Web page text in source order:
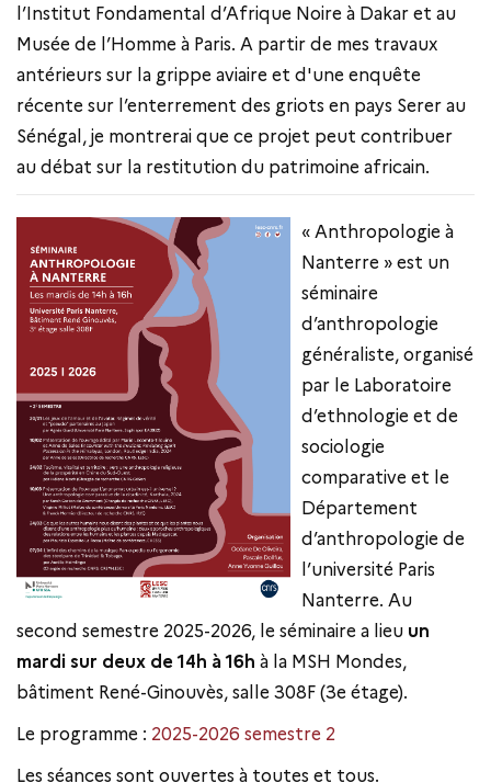
l’Institut Fondamental d’Afrique Noire à Dakar et au
Musée de l’Homme à Paris. A partir de mes travaux
antérieurs sur la grippe aviaire et d'une enquête
récente sur l’enterrement des griots en pays Serer au
Sénégal, je montrerai que ce projet peut contribuer
au débat sur la restitution du patrimoine africain.
« Anthropologie à
Nanterre » est un
séminaire
d’anthropologie
généraliste, organisé
par le Laboratoire
d’ethnologie et de
sociologie
comparative et le
Département
d’anthropologie de
l’université Paris
Nanterre. Au
second semestre 2025-2026, le séminaire a lieu un
mardi sur deux de 14h à 16h à la MSH Mondes,
bâtiment René-Ginouvès, salle 308F (3e étage).
Le programme : 2025-2026 semestre 2
Les séances sont ouvertes à toutes et tous.